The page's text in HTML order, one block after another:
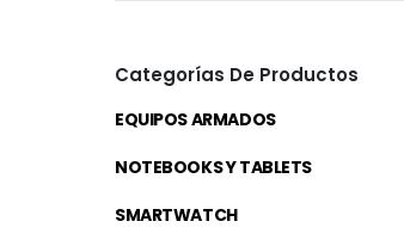
Categorías De Productos
EQUIPOS ARMADOS
NOTEBOOKS Y TABLETS
SMARTWATCH